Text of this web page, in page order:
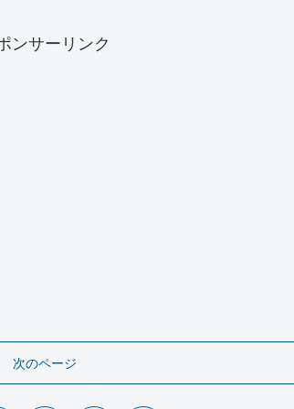
ンサーリンク
次のページ